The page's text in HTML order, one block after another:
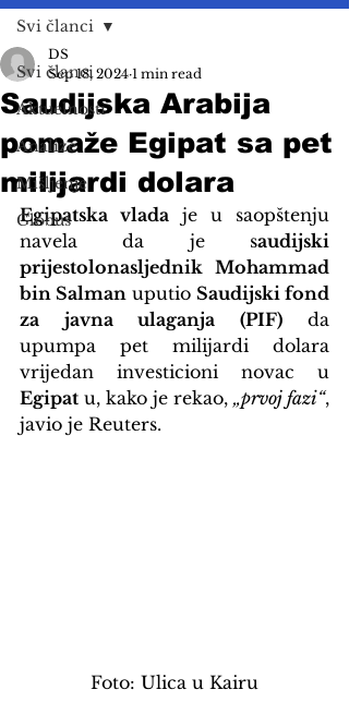
Svi članci
Aktuelnosti
Analize
Mišljenje
Globus
Svi članci
Saudijska Arabija
pomaže Egipat sa pet
milijardi dolara
DS
Sep 18, 2024 1 min read
Egipatska vlada je u saopštenju
navela da je saudijski
prijestolonasljednik Mohammad
bin Salman uputio Saudijski fond
za javna ulaganja (PIF) da
upumpa pet milijardi dolara
Egipat u, kako je rekao, „prvoj fazi“,
javio je Reuters.
Foto: Ulica u Kairu